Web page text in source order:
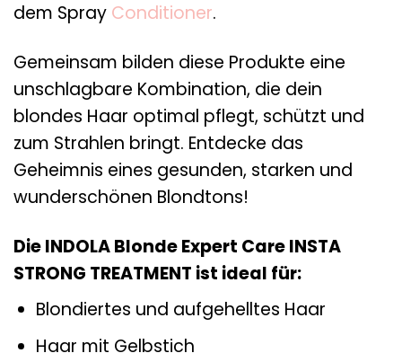
dem Spray Conditioner.
Gemeinsam bilden diese Produkte eine
unschlagbare Kombination, die dein
blondes Haar optimal pflegt, schützt und
zum Strahlen bringt. Entdecke das
Geheimnis eines gesunden, starken und
wunderschönen Blondtons!
Die INDOLA Blonde Expert Care INSTA
STRONG TREATMENT ist ideal für:
Blondiertes und aufgehelltes Haar
Haar mit Gelbstich